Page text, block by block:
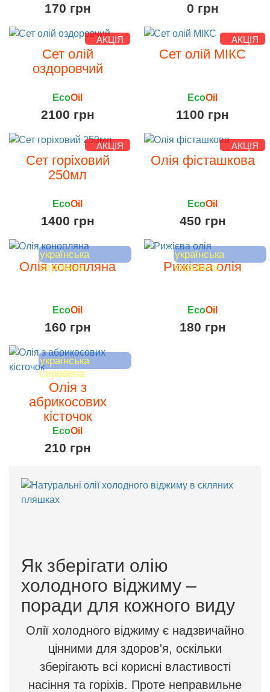
170 грн 0 грн
АКЦІЯ
Сет олій
оздоровчий
EcoOil
2100 грн
АКЦІЯ
Сет олій МІКС
EcoOil
1100 грн
АКЦІЯ
Сет горіховий
250мл
EcoOil
1400 грн
АКЦІЯ
Олія фісташкова
EcoOil
450 грн
українська
сировина
Олія конопляна
EcoOil
160 грн
українська
сировина
Рижієва олія
EcoOil
180 грн
українська
сировина
Олія з
абрикосових
кісточок
EcoOil
210 грн
Як зберігати олію
холодного віджиму –
поради для кожного виду
Олії холодного віджиму є надзвичайно
цінними для здоров'я, оскільки
зберігають всі корисні властивості
насіння та горіхів. Проте неправильне